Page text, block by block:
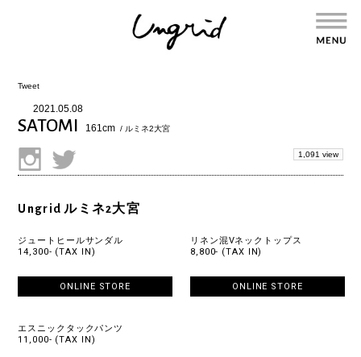
Tweet
2021.05.08
SATOMI 161cm / ルミネ2大宮
1,091 view
Ungrid ルミネ2大宮
ジュートヒールサンダル
14,300- (TAX IN)
ONLINE STORE
リネン混Vネックトップス
8,800- (TAX IN)
ONLINE STORE
エスニックタックパンツ
11,000- (TAX IN)